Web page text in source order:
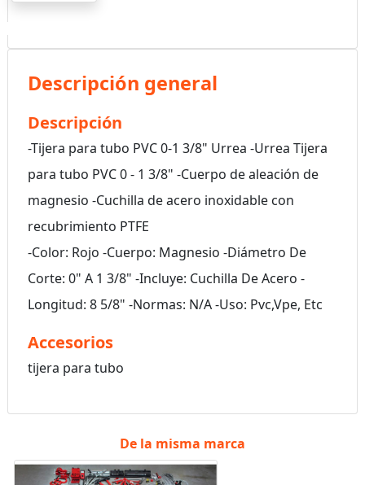
Descripción general
Descripción
-Tijera para tubo PVC 0-1 3/8" Urrea -Urrea Tijera
para tubo PVC 0 - 1 3/8" -Cuerpo de aleación de
magnesio -Cuchilla de acero inoxidable con
recubrimiento PTFE
-Color: Rojo -Cuerpo: Magnesio -Diámetro De
Corte: 0" A 1 3/8" -Incluye: Cuchilla De Acero -
Longitud: 8 5/8" -Normas: N/A -Uso: Pvc,Vpe, Etc
Accesorios
tijera para tubo
De la misma marca